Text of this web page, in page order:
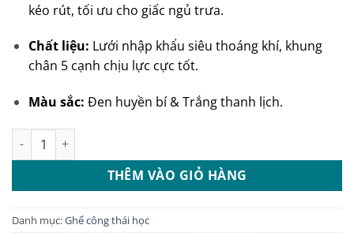
kéo rút, tối ưu cho giấc ngủ trưa.
Chất liệu: Lưới nhập khẩu siêu thoáng khí, khung
chân 5 cạnh chịu lực cực tốt.
Màu sắc: Đen huyền bí & Trắng thanh lịch.
Ghế công thái học văn phòng: CTH1228 số lượng
THÊM VÀO GIỎ HÀNG
Danh mục:Ghế công thái học